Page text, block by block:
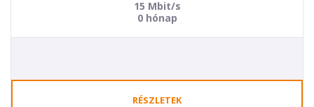
15 Mbit/s
0 hónap
RÉSZLETEK